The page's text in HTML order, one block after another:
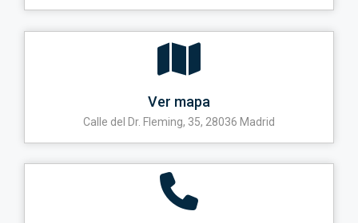
Ver mapa
Calle del Dr. Fleming, 35, 28036 Madrid